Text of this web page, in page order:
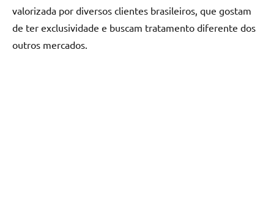
valorizada por diversos clientes brasileiros, que gostam
de ter exclusividade e buscam tratamento diferente dos
outros mercados.